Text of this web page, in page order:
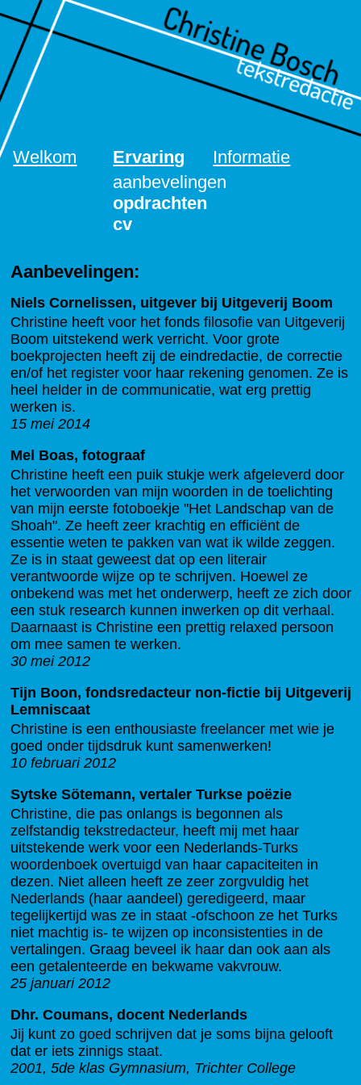
Welkom Ervaring
Informatie
aanbevelingen
opdrachten
cv
Aanbevelingen:
Niels Cornelissen, uitgever bij Uitgeverij Boom
Christine heeft voor het fonds filosofie van Uitgeverij
Boom uitstekend werk verricht. Voor grote
boekprojecten heeft zij de eindredactie, de correctie
en/of het register voor haar rekening genomen. Ze is
heel helder in de communicatie, wat erg prettig
werken is.
15 mei 2014
Mel Boas, fotograaf
Christine heeft een puik stukje werk afgeleverd door
het verwoorden van mijn woorden in de toelichting
van mijn eerste fotoboekje "Het Landschap van de
Shoah". Ze heeft zeer krachtig en efficiënt de
essentie weten te pakken van wat ik wilde zeggen.
Ze is in staat geweest dat op een literair
verantwoorde wijze op te schrijven. Hoewel ze
onbekend was met het onderwerp, heeft ze zich door
een stuk research kunnen inwerken op dit verhaal.
Daarnaast is Christine een prettig relaxed persoon
om mee samen te werken.
30 mei 2012
Tijn Boon, fondsredacteur non-fictie bij Uitgeverij
Lemniscaat
Christine is een enthousiaste freelancer met wie je
goed onder tijdsdruk kunt samenwerken!
10 februari 2012
Sytske Sötemann, vertaler Turkse poëzie
Christine, die pas onlangs is begonnen als
zelfstandig tekstredacteur, heeft mij met haar
uitstekende werk voor een Nederlands-Turks
woordenboek overtuigd van haar capaciteiten in
dezen. Niet alleen heeft ze zeer zorgvuldig het
Nederlands (haar aandeel) geredigeerd, maar
tegelijkertijd was ze in staat -ofschoon ze het Turks
niet machtig is- te wijzen op inconsistenties in de
vertalingen. Graag beveel ik haar dan ook aan als
een getalenteerde en bekwame vakvrouw.
25 januari 2012
Dhr. Coumans, docent Nederlands
Jij kunt zo goed schrijven dat je soms bijna gelooft
dat er iets zinnigs staat.
2001, 5de klas Gymnasium, Trichter College